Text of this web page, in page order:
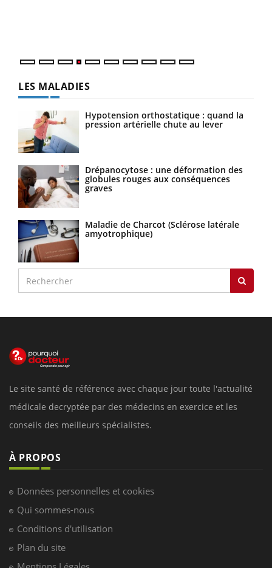
LES MALADIES
Hypotension orthostatique : quand la
pression artérielle chute au lever
Drépanocytose : une déformation des
globules rouges aux conséquences
graves
Maladie de Charcot (Sclérose latérale
amyotrophique)
Le site santé de référence avec chaque jour toute l'actualité
médicale decryptée par des médecins en exercice et les
conseils des meilleurs spécialistes.
À PROPOS
Données personnelles et cookies
Qui sommes-nous
Conditions d'utilisation
Plan du site